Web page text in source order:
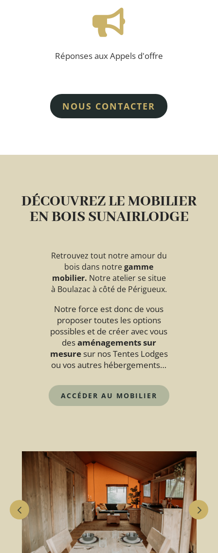

Réponses aux Appels d'offre
NOUS CONTACTER
DÉCOUVREZ LE MOBILIER
EN BOIS SUNAIRLODGE
Retrouvez tout notre amour du
bois dans notregamme
mobilier. Notre atelier se situe
à Boulazac à côté de Périgueux.
Notre force est donc de vous
proposer toutes les options
possibles et de créer avec vous
desaménagements sur
mesuresur nos Tentes Lodges
ou vos autres hébergements…
ACCÉDER AU MOBILIER